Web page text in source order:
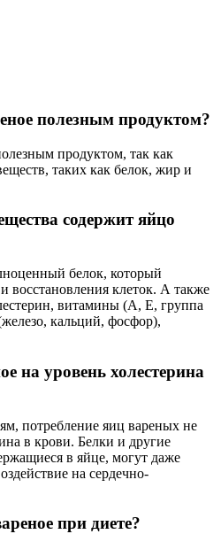
полезным продуктом?
продуктом, так как
таких как белок, жир и
содержит яйцо
белок, который
восстановления клеток. А также
витамины (А, Е, группа
кальций, фосфор),
на уровень холестерина
потребление яиц вареных не
в крови. Белки и другие
в яйце, могут даже
на сердечно-
при диете?